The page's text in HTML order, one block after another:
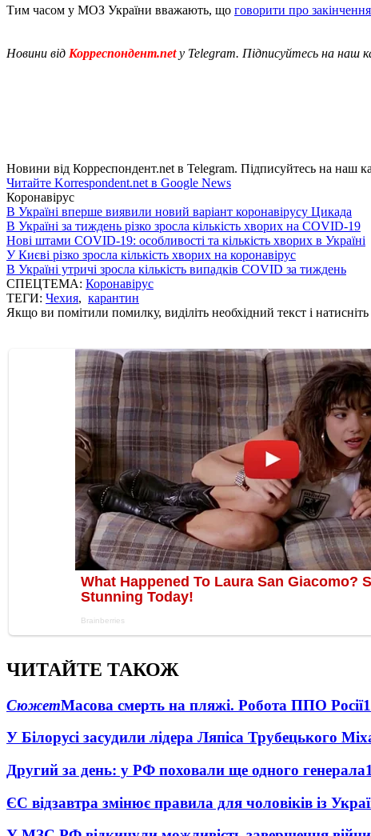
Тим часом у МОЗ України вважають, що говорити про
Новини від Корреспондент.net у Telegram. Підписуйтесь на наш
Новини від Корреспондент.net в Telegram. Підписуйтесь на наш
Читайте Korrespondent.net в Google News
Коронавірус
В Україні вперше виявили новий варіант коронавірусу Цикада
В Україні за тиждень різко зросла кількість хворих на COVID-19
Нові штами COVID-19: особливості та кількість хворих в Україні
У Києві різко зросла кількість хворих на коронавірус
В Україні утричі зросла кількість випадків COVID за тиждень
СПЕЦТЕМА: Коронавірус
ТЕГИ: Чехия, карантин
Якщо ви помітили помилку, виділіть необхідний текст і
ЧИТАЙТЕ ТАКОЖ
СюжетМасова смерть на пляжі. Робота ППО Росії
У Білорусі засудили лідера Ляпіса Трубецького
Другий за день: у РФ поховали ще одного генерала
ЄС відзавтра змінює правила для чоловіків із